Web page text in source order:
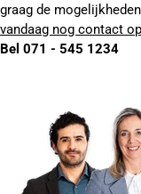
graag de
vandaag nog contact op
Bel 071 - 545 1234